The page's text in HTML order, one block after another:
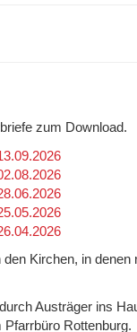
zum Download.
Kirchen, in
Austräger ins
Rottenburg.